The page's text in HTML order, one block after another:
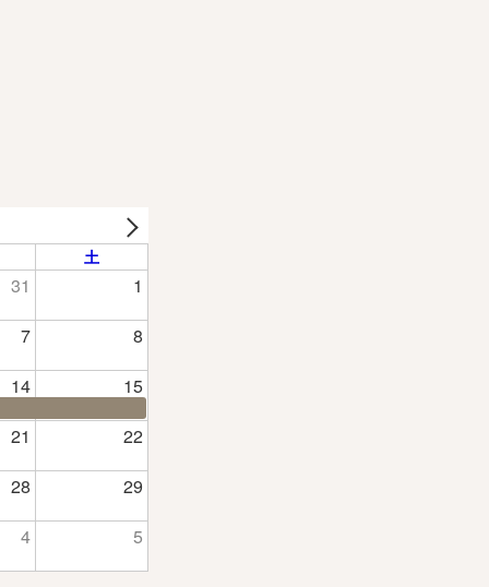
土
31 1
7 8
14 15
21 22
28 29
4 5